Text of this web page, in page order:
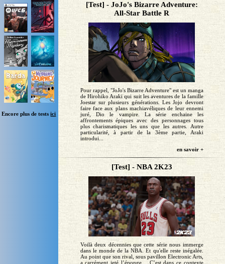
Encore plus de testsici
[Test] - JoJo's Bizarre Adventure:
All-Star Battle R
Pour rappel, "JoJo's Bizarre Adventure" est un manga
de Hirohiko Araki qui suit les aventures de la famille
Joestar sur plusieurs générations. Les Jojo devront
faire face aux plans machiavéliques de leur ennemi
juré, Dio le vampire. La série enchaine les
affrontements épiques avec des personnages tous
plus charismatiques les uns que les autres. Autre
particularité, à partir de la 3ème partie, Araki
introdui...
en savoir +
[Test] - NBA 2K23
Voilà deux décennies que cette série nous immerge
dans le monde de la NBA. Et qu'elle reste inégalée.
Au point que son rival, sous pavillon Electronic Arts,
a carrément jeté l’éponge… C’est dans ce contexte